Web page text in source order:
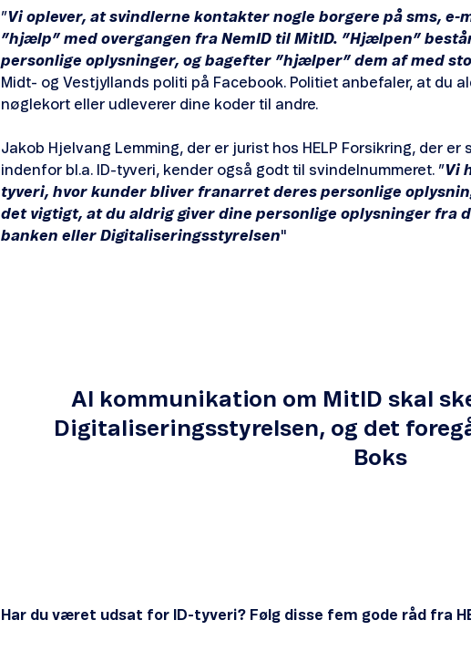
”Vi oplever, at svindlerne kontakter nogle borgere på sms,
”hjælp” med overgangen fra NemID til MitID. ”Hjælpen”
personlige oplysninger, og bagefter ”hjælper” dem af med
Midt- og Vestjyllands politi på Facebook. Politiet anbefaler, at du
nøglekort eller udleverer dine koder til andre.
Jakob Hjelvang Lemming, der er jurist hos HELP Forsikring, der
indenfor bl.a. ID-tyveri, kender også godt til svindelnummeret. ”Vi
tyveri, hvor kunder bliver franarret deres personlige
det vigtigt, at du aldrig giver dine personlige oplysninger fra
banken eller Digitaliseringsstyrelsen"
Al kommunikation om MitID skal
Digitaliseringsstyrelsen, og det
Boks
Har du været udsat for ID-tyveri? Følg disse fem gode råd fra